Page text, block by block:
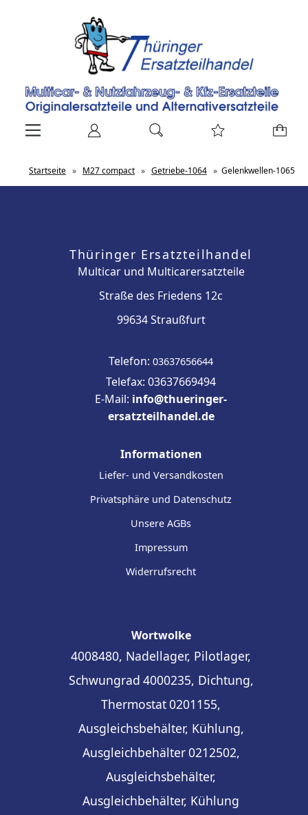
Startseite » M27 compact » Getriebe-1064 » Gelenkwellen-1065
Thüringer Ersatzteilhandel
Multicar und Multicarersatzteile
Straße des Friedens 12c
99634 Straußfurt
Telefon: 03637656644
Telefax: 03637669494
E-Mail: info@thueringer-
ersatzteilhandel.de
Informationen
Liefer- und Versandkosten
Privatsphäre und Datenschutz
Unsere AGBs
Impressum
Widerrufsrecht
Wortwolke
4008480, Nadellager, Pilotlager,
Schwungrad 4000235, Dichtung,
Thermostat0201155,
Ausgleichsbehälter, Kühlung,
Ausgleichbehälter0212502,
Ausgleichsbehälter,
Ausgleichbehälter, Kühlung